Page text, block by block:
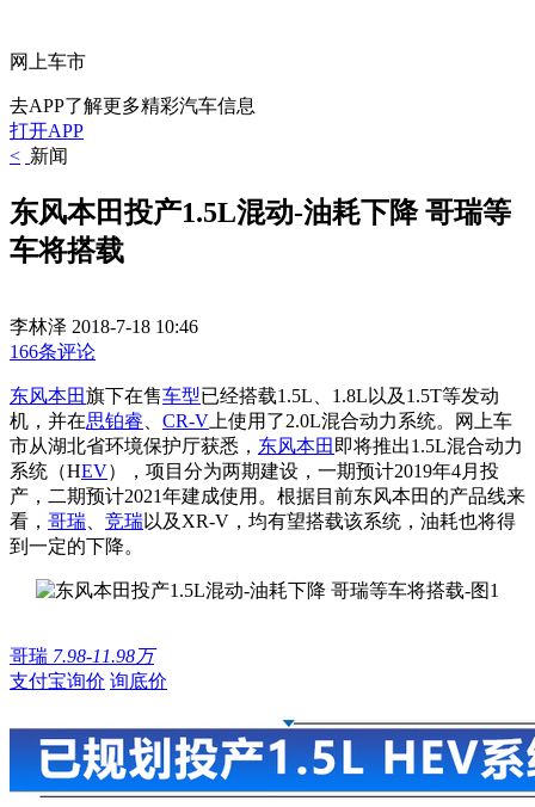
网上车市
去APP了解更多精彩汽车信息
打开APP
< 新闻
东风本田投产1.5L混动-油耗下降 哥瑞等
车将搭载
李林泽 2018-7-18 10:46
166条评论
东风本田旗下在售车型已经搭载1.5L、1.8L以及1.5T等发动
机，并在思铂睿 CR-V 上使用了2.0L混合动力系统。网上车
市从湖北省环境保护厅获悉， 东风本田 即将推出1.5L混合动力
系统（HEV），项目分为两期建设，一期预计2019年4月投
产，二期预计2021年建成使用。根据目前东风本田的产品线来
看， 哥瑞 竞瑞以及XR-V，均有望搭载该系统，油耗也将得
到一定的下降。
哥瑞 7.98-11.98万
支付宝询价 询底价